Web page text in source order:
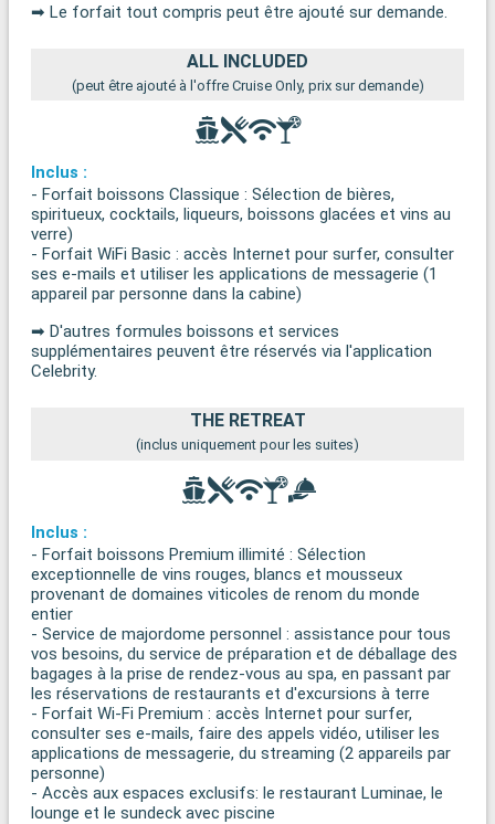
➡ Le forfait tout compris peut être ajouté sur demande.
ALL INCLUDED
(peut être ajouté à l'offre Cruise Only, prix sur demande)
Inclus :
- Forfait boissons Classique : Sélection de bières,
spiritueux, cocktails, liqueurs, boissons glacées et vins au
verre)
- Forfait WiFi Basic : accès Internet pour surfer, consulter
ses e-mails et utiliser les applications de messagerie (1
appareil par personne dans la cabine)
➡ D'autres formules boissons et services
supplémentaires peuvent être réservés via l'application
Celebrity.
THE RETREAT
(inclus uniquement pour les suites)
Inclus :
- Forfait boissons Premium illimité : Sélection
exceptionnelle de vins rouges, blancs et mousseux
provenant de domaines viticoles de renom du monde
entier
- Service de majordome personnel : assistance pour tous
vos besoins, du service de préparation et de déballage des
bagages à la prise de rendez-vous au spa, en passant par
les réservations de restaurants et d'excursions à terre
- Forfait Wi-Fi Premium : accès Internet pour surfer,
consulter ses e-mails, faire des appels vidéo, utiliser les
applications de messagerie, du streaming (2 appareils par
personne)
- Accès aux espaces exclusifs: le restaurant Luminae, le
lounge et le sundeck avec piscine